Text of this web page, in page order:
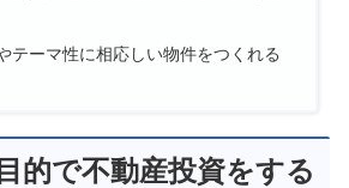
テーマ性に相応しい物件をつくれる
的で不動産投資をする